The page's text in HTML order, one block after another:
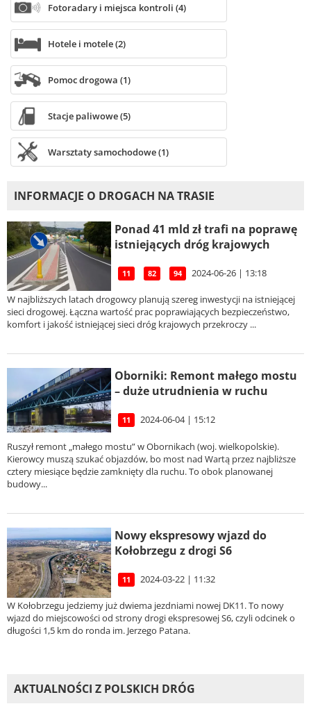
Fotoradary i miejsca kontroli (4)
Hotele i motele (2)
Pomoc drogowa (1)
Stacje paliwowe (5)
Warsztaty samochodowe (1)
INFORMACJE O DROGACH NA TRASIE
Ponad 41 mld zł trafi na poprawę
istniejących dróg krajowych
11 82 94 2024-06-26 | 13:18
W najbliższych latach drogowcy planują szereg inwestycji na istniejącej
sieci drogowej. Łączna wartość prac poprawiających bezpieczeństwo,
komfort i jakość istniejącej sieci dróg krajowych przekroczy ...
Oborniki: Remont małego mostu
– duże utrudnienia w ruchu
11 2024-06-04 | 15:12
Ruszył remont „małego mostu” w Obornikach (woj. wielkopolskie).
Kierowcy muszą szukać objazdów, bo most nad Wartą przez najbliższe
cztery miesiące będzie zamknięty dla ruchu. To obok planowanej
budowy...
Nowy ekspresowy wjazd do
Kołobrzegu z drogi S6
11 2024-03-22 | 11:32
W Kołobrzegu jedziemy już dwiema jezdniami nowej DK11. To nowy
wjazd do miejscowości od strony drogi ekspresowej S6, czyli odcinek o
długości 1,5 km do ronda im. Jerzego Patana.
AKTUALNOŚCI Z POLSKICH DRÓG